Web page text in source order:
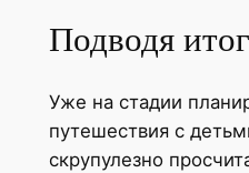
Подводя
Уже на стадии
путешествия с
скрупулезно